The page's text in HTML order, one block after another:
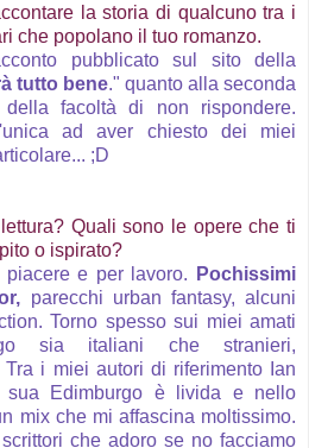
la storia di qualcuno tra i
che popolano il tuo romanzo.
pubblicato sul sito della
tutto bene." quanto alla seconda
facoltà di non rispondere.
ad aver chiesto dei miei
;D
Quali sono le opere che ti
o ispirato?
piacere e per lavoro.
Pochissimi
parecchi urban fantasy, alcuni
Torno spesso sui miei amati
sia italiani che stranieri,
Tra i miei autori di riferimento Ian
sua Edimburgo è livida e nello
mix che mi affascina moltissimo.
che adoro se no facciamo